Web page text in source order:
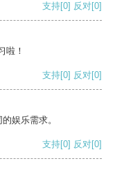
支持[0] 反对[0]
啦！
支持[0] 反对[0]
娱乐需求。
支持[0] 反对[0]